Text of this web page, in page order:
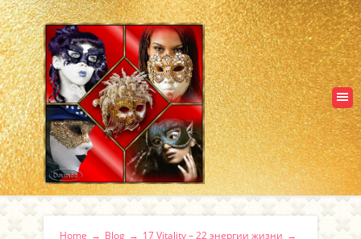
Home → Blog → 17 Vitality – 22 энергии жизни →